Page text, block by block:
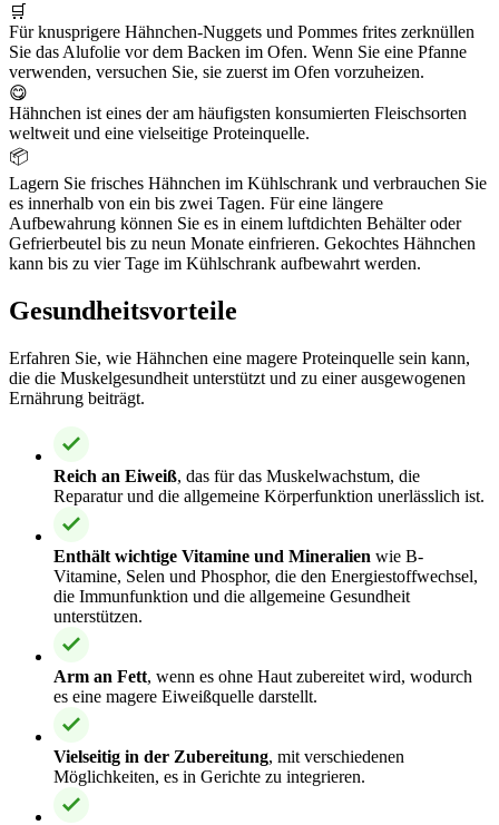
🛒
Für knusprigere Hähnchen-Nuggets und Pommes frites zerknüllen
Sie das Alufolie vor dem Backen im Ofen. Wenn Sie eine Pfanne
verwenden, versuchen Sie, sie zuerst im Ofen vorzuheizen.
😋
Hähnchen ist eines der am häufigsten konsumierten Fleischsorten
weltweit und eine vielseitige Proteinquelle.
📦
Lagern Sie frisches Hähnchen im Kühlschrank und verbrauchen Sie
es innerhalb von ein bis zwei Tagen. Für eine längere
Aufbewahrung können Sie es in einem luftdichten Behälter oder
Gefrierbeutel bis zu neun Monate einfrieren. Gekochtes Hähnchen
kann bis zu vier Tage im Kühlschrank aufbewahrt werden.
Gesundheitsvorteile
Erfahren Sie, wie Hähnchen eine magere Proteinquelle sein kann,
die die Muskelgesundheit unterstützt und zu einer ausgewogenen
Ernährung beiträgt.
Reich an Eiweiß, das für das Muskelwachstum, die
Reparatur und die allgemeine Körperfunktion unerlässlich ist.
Enthält wichtige Vitamine und Mineralien wie B-
Vitamine, Selen und Phosphor, die den Energiestoffwechsel,
die Immunfunktion und die allgemeine Gesundheit
unterstützen.
Arm an Fett, wenn es ohne Haut zubereitet wird, wodurch
es eine magere Eiweißquelle darstellt.
Vielseitig in der Zubereitung, mit verschiedenen
Möglichkeiten, es in Gerichte zu integrieren.